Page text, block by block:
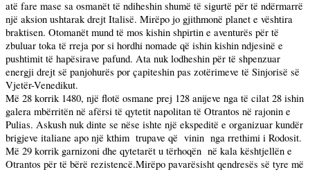
atë fare mase sa osmanët të ndiheshin shumë të sigurtë për të ndërmarrë
një aksion ushtarak drejt Italisë. Mirëpo jo gjithmonë planet e vështira
braktisen. Otomanët mund të mos kishin shpirtin e aventurës për të
zbuluar toka të rreja por si hordhi nomade që ishin kishin ndjesinë e
pushtimit të hapësirave pafund. Ata nuk lodheshin për të shpenzuar
energji drejt së panjohurës por çapiteshin pas zotërimeve të Sinjorisë së
Vjetër-Venedikut.
Më 28 korrik 1480, një flotë osmane prej 128 anijeve nga të cilat 28 ishin
galera mbërritën në afërsi të qytetit napolitan të Otrantos në rajonin e
Pulias. Askush nuk dinte se nëse ishte një ekspeditë e organizuar kundër
brigjeve italiane apo një kthim trupave që vinin nga rrethimi i Rodosit.
Më 29 korrik garnizoni dhe qytetarët u tërhoqën në kala kështjellën e
Otrantos për të bërë rezistencë.Mirëpo pavarësisht qendresës së tyre më